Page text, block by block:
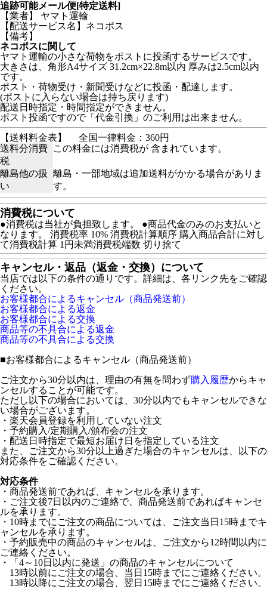
追跡可能メール便[特定送料]
【業者】 ヤマト運輸
【配送サービス名】ネコポス
【備考】
ネコポスに関して
ヤマト運輸の小さな荷物をポストに投函するサービスです。
大きさは、角形A4サイズ 31.2cm×22.8m以内 厚みは2.5cm以内
です。
ポスト・荷物受け・新聞受けなどに投函・配達します。
(ポストに入らない場合は持ち戻ります)
配送日時指定・時間指定ができません。
ポスト投函ですので「代金引換」のご利用は出来ません。
【送料料金表】
全国一律料金：360円
送料分消費
税
この料金には消費税が 含まれています。
離島他の扱
い
離島・一部地域は追加送料がかかる場合がありま
す。
消費税について
●消費税は当社が負担致します。 ●商品代金のみのお支払いと
なります。 消費税率 10% 消費税計算順序 購入商品合計に対し
て消費税計算 1円未満消費税端数 切り捨て
キャンセル・返品（返金・交換）について
当店では以下の条件の通りです。詳細は、各リンク先をご確認
ください。
お客様都合によるキャンセル（商品発送前）
お客様都合による返金
お客様都合による交換
商品等の不具合による返金
商品等の不具合による交換
■お客様都合によるキャンセル（商品発送前）
ご注文から30分以内は、理由の有無を問わず購入履歴からキャ
ンセルすることが可能です。
ただし以下の場合においては、30分以内でもキャンセルできな
い場合がございます。
・楽天会員登録を利用していない注文
・予約購入/定期購入/頒布会の注文
・配送日時指定で最短お届け日を指定している注文
また、ご注文から30分以上過ぎた場合のキャンセルは、以下の
対応条件をご確認ください。
対応条件
・商品発送前であれば、キャンセルを承ります。
・ご注文後7日以内のご連絡で、商品発送前であればキャンセ
ルを承ります。
・10時までにご注文の商品については、ご注文当日15時までキ
ャンセルを承ります。
・予約販売中の商品のキャンセルは、ご注文から12時間以内に
ご連絡ください。
・「4～10日以内に発送」の商品のキャンセルについて
13時以前にご注文の場合、当日15時までにご連絡ください。
13時以降にご注文の場合、翌日15時までにご連絡ください。